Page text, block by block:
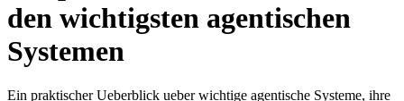
den wichtigsten agentischen
Systemen
Ein praktischer Ueberblick ueber wichtige agentische Systeme, ihre